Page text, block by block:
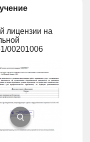
лицензии на
00201006